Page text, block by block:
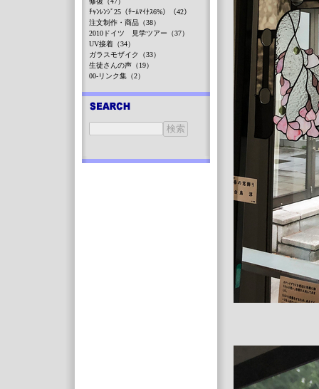
ﾁｬﾝﾚﾝｼﾞ25（ﾁｰﾑﾏｲﾅｽ6%）（42）
注文制作・商品（38）
2010ドイツ 見学ツアー（37）
UV接着（34）
ガラスモザイク（33）
生徒さんの声（19）
00-リンク集（2）